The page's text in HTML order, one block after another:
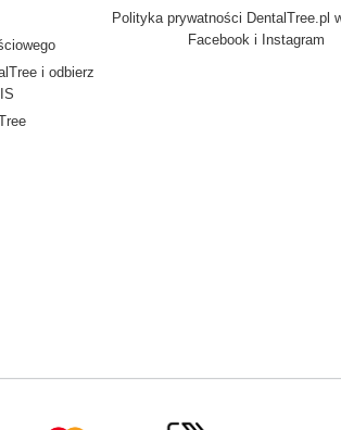
i odbierz
Polityka prywatności DentalTree.pl
Facebook i Instagram